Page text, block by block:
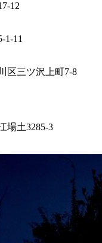
12
1-11
区三ツ沢上町7-8
場土3285-3